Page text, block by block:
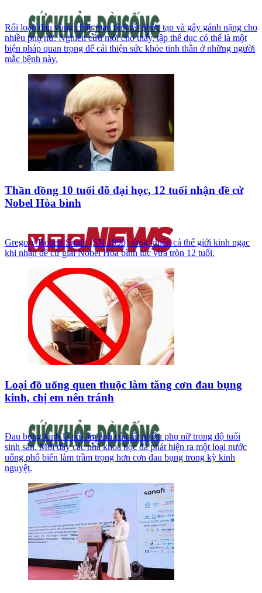
Rối loạn đau vùng chậu mạn tính rất phức tạp và gây gánh nặng cho
nhiều phụ nữ. Nghiên cứu mới cho thấy, tập thể dục có thể là một
biện pháp quan trọng để cải thiện sức khỏe tinh thần ở những người
mắc bệnh này.
Thần đồng 10 tuổi đỗ đại học, 12 tuổi nhận đề cử
Nobel Hòa bình
Gregory Robert Smith (SN 1990) từng khiến cả thế giới kinh ngạc
khi nhận đề cử giải Nobel Hòa bình lúc vừa tròn 12 tuổi.
Loại đồ uống quen thuộc làm tăng cơn đau bụng
kinh, chị em nên tránh
Đau bụng kinh là nỗi ám ảnh của rất nhiều phụ nữ trong độ tuổi
sinh sản. Mới đây các nhà khoa học đã phát hiện ra một loại nước
uống phổ biến làm trầm trọng hơn cơn đau bụng trong kỳ kinh
nguyệt.